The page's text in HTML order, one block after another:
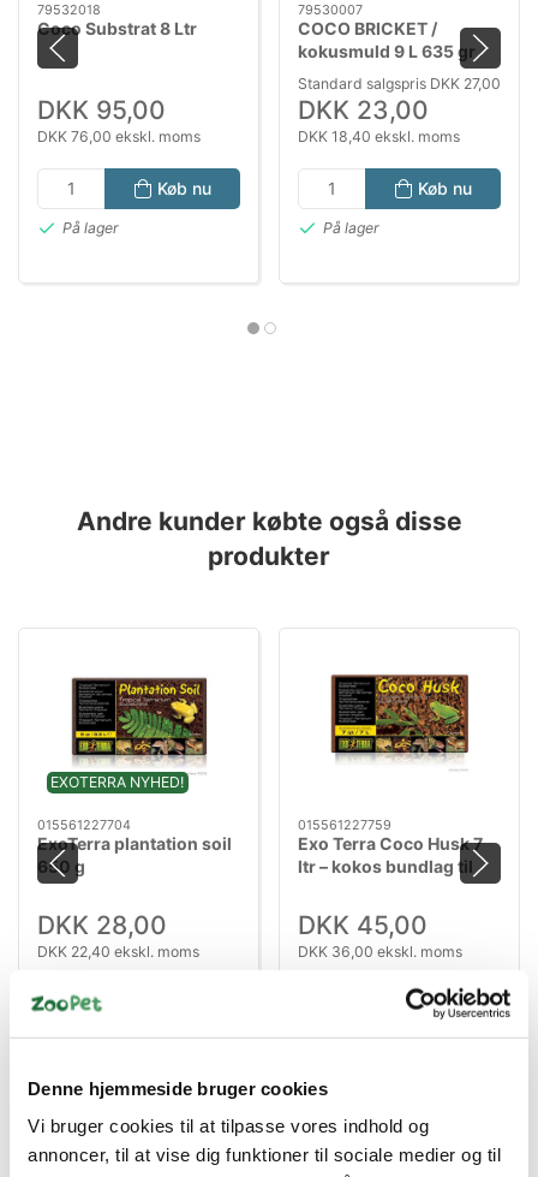
Denne hjemmeside bruger cookies
Vi bruger cookies til at tilpasse vores indhold og
annoncer, til at vise dig funktioner til sociale medier og til
79532018
Coco Substrat 8 Ltr
DKK 95,00
DKK 76,00 ekskl. moms
Køb nu
På lager
79530007
COCO BRICKET /
kokusmuld 9 L 635 gr
Standard salgspris DKK 27,00
DKK 23,00
DKK 18,40 ekskl. moms
Køb nu
På lager
Andre kunder købte også disse
produkter
EXOTERRA NYHED!
015561227704
ExoTerra plantation soil
650 g
DKK 28,00
DKK 22,40 ekskl. moms
På lager
015561227759
Exo Terra Coco Husk 7
ltr – kokos bundlag til
terrarium (komprimeret
blok)
DKK 45,00
DKK 36,00 ekskl. moms
Køb nu
På lager